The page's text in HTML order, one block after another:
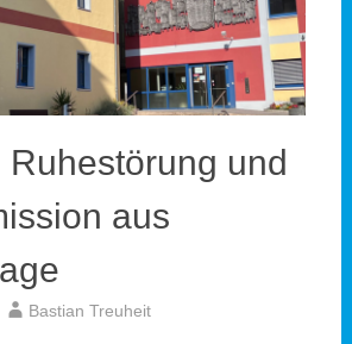
und
aus
Bastian Treuheit